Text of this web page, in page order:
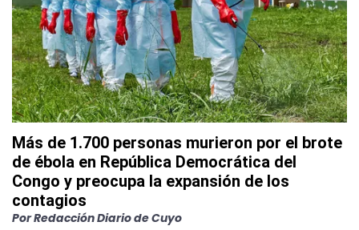
Más de 1.700 personas murieron por el brote
de ébola en República Democrática del
Congo y preocupa la expansión de los
contagios
PorRedacción Diario de Cuyo